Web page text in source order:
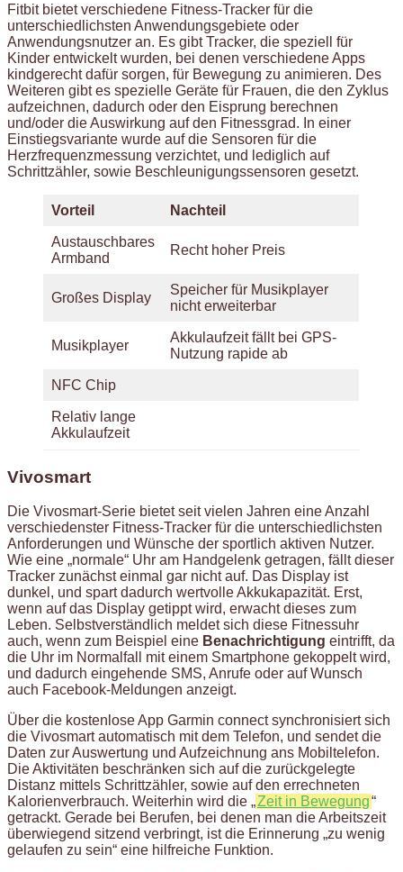
Fitbit bietet verschiedene Fitness-Tracker für die
unterschiedlichsten Anwendungsgebiete oder
Anwendungsnutzer an. Es gibt Tracker, die speziell für
Kinder entwickelt wurden, bei denen verschiedene Apps
kindgerecht dafür sorgen, für Bewegung zu animieren. Des
Weiteren gibt es spezielle Geräte für Frauen, die den Zyklus
aufzeichnen, dadurch oder den Eisprung berechnen
und/oder die Auswirkung auf den Fitnessgrad. In einer
Einstiegsvariante wurde auf die Sensoren für die
Herzfrequenzmessung verzichtet, und lediglich auf
Schrittzähler, sowie Beschleunigungssensoren gesetzt.
Vorteil Nachteil
Austauschbares
Armband
Recht hoher Preis
Großes Display
Speicher für Musikplayer
nicht erweiterbar
Musikplayer
Akkulaufzeit fällt bei GPS-
Nutzung rapide ab
NFC Chip
Relativ lange
Akkulaufzeit
Vivosmart
Die Vivosmart-Serie bietet seit vielen Jahren eine Anzahl
verschiedenster Fitness-Tracker für die unterschiedlichsten
Anforderungen und Wünsche der sportlich aktiven Nutzer.
Wie eine „normale“ Uhr am Handgelenk getragen, fällt dieser
Tracker zunächst einmal gar nicht auf. Das Display ist
dunkel, und spart dadurch wertvolle Akkukapazität. Erst,
wenn auf das Display getippt wird, erwacht dieses zum
Leben. Selbstverständlich meldet sich diese Fitnessuhr
auch, wenn zum Beispiel eine Benachrichtigung eintrifft, da
die Uhr im Normalfall mit einem Smartphone gekoppelt wird,
und dadurch eingehende SMS, Anrufe oder auf Wunsch
auch Facebook-Meldungen anzeigt.
Über die kostenlose App Garmin connect synchronisiert sich
die Vivosmart automatisch mit dem Telefon, und sendet die
Daten zur Auswertung und Aufzeichnung ans Mobiltelefon.
Die Aktivitäten beschränken sich auf die zurückgelegte
Distanz mittels Schrittzähler, sowie auf den errechneten
Kalorienverbrauch. Weiterhin wird die „Zeit in Bewegung“
getrackt. Gerade bei Berufen, bei denen man die Arbeitszeit
überwiegend sitzend verbringt, ist die Erinnerung „zu wenig
gelaufen zu sein“ eine hilfreiche Funktion.